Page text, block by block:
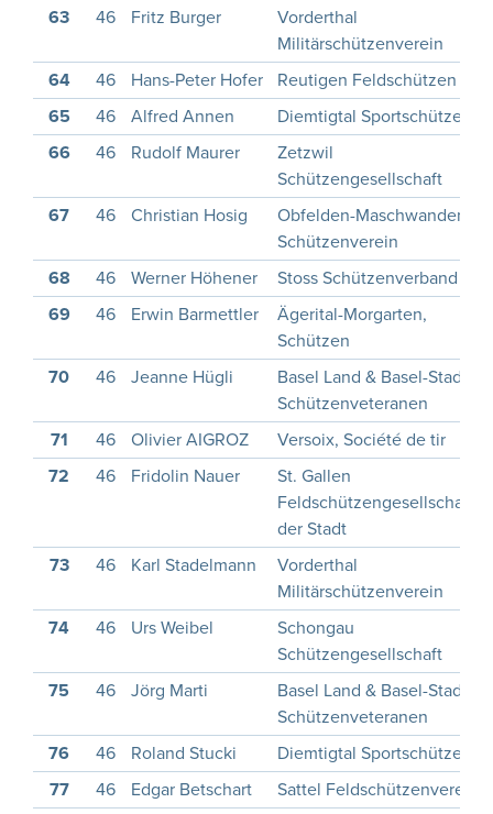
63 46 Fritz Burger
Vorderthal
Militärschützenverein
64
46 Hans-Peter Hofer
Reutigen Feldschützen
65
46 Alfred Annen
Diemtigtal Sportschützen
66
46 Rudolf Maurer
Zetzwil
Schützengesellschaft
67
46 Christian Hosig
Obfelden-Maschwanden
Schützenverein
68
46 Werner Höhener
Stoss Schützenverband
69
46 Erwin Barmettler
Ägerital-Morgarten,
Schützen
70
46 Jeanne Hügli
Basel Land & Basel-Stadt,
Schützenveteranen
71
46 Olivier AIGROZ
Versoix, Société de tir
72
46 Fridolin Nauer
St. Gallen
Feldschützengesellschaft
der Stadt
73
46 Karl Stadelmann
Vorderthal
Militärschützenverein
74
46 Urs Weibel
Schongau
Schützengesellschaft
75
46 Jörg Marti
Basel Land & Basel-Stadt,
Schützenveteranen
76
46 Roland Stucki
Diemtigtal Sportschützen
77
46 Edgar Betschart
Sattel Feldschützenverein